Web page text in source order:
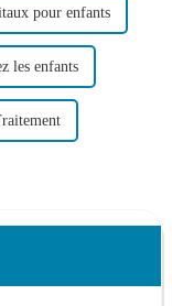
pour enfants
les enfants